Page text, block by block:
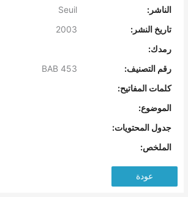
الناشر:
Seuil
تاريخ النشر:
رمدك:
رقم التصنيف:
كلمات المفاتيح:
الموضوع:
جدول المحتويات:
الملخص:
عودة